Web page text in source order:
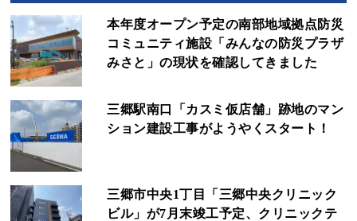
本年度オープン予定の南部地域拠点防災
コミュニティ施設「みんなの防災プラザ
みさと」の現状を確認してきました
三郷駅南口「カスミ仮店舗」跡地のマン
ション建設工事がようやくスタート！
三郷市中央1丁目「三郷中央クリニック
ビル」が7月末竣工予定、クリニックテ